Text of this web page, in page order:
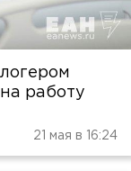
работу
21 мая в 16:24